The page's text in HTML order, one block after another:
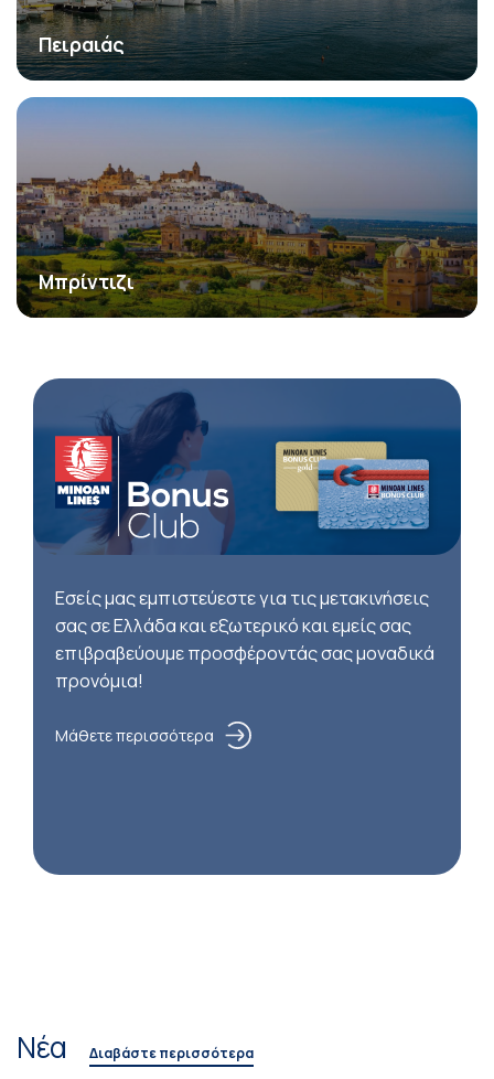
Πειραιάς
Μπρίντιζι
Εσείς μας εμπιστεύεστε για τις μετακινήσεις
σας σε Ελλάδα και εξωτερικό και εμείς σας
επιβραβεύουμε προσφέροντάς σας μοναδικά
προνόμια!
Μάθετε περισσότερα
Νέα Διαβάστε περισσότερα